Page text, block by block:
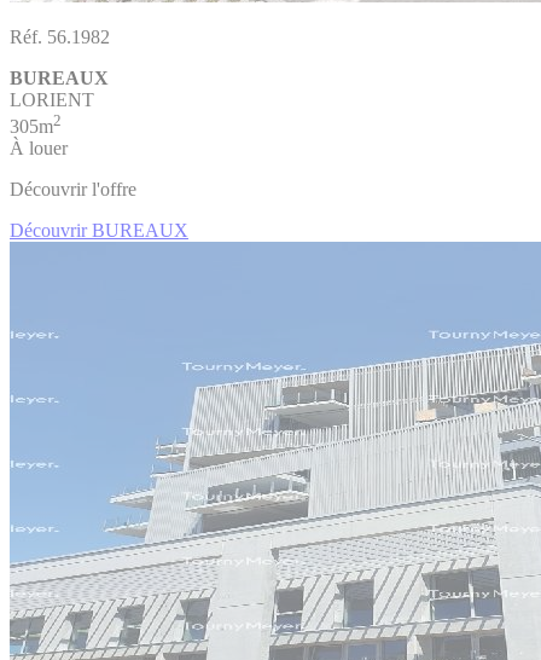
Réf. 56.1982
BUREAUX
LORIENT
305m2
À louer
Découvrir l'offre
Découvrir BUREAUX